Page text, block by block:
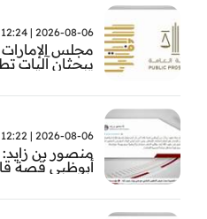
2026-08-06 | 12:24
مجلس الإمارات
يبحثان آليات
2026-08-06 | 12:22
أبوظبي قصة